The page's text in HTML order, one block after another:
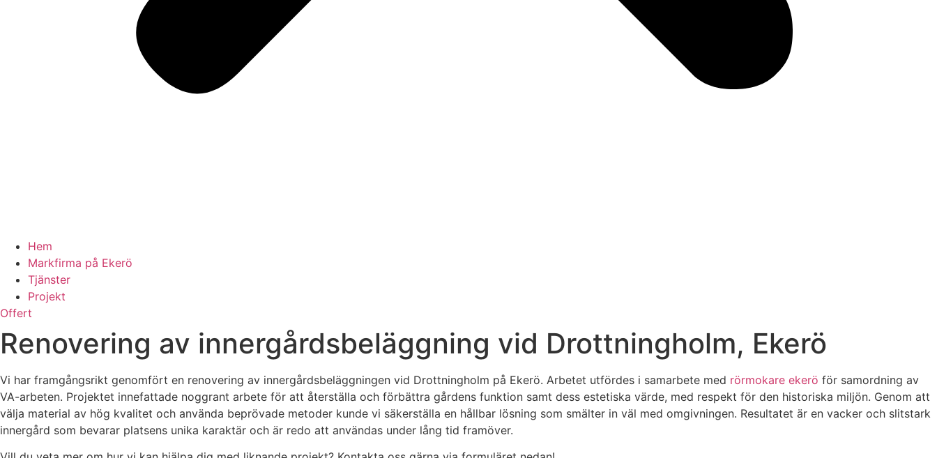
Hem
Markfirma på Ekerö
Tjänster
Projekt
Offert
Renovering av innergårdsbeläggning vid Drottningholm, Ekerö
Vi har framgångsrikt genomfört en renovering av innergårdsbeläggningen vid Drottningholm på Ekerö. Arbetet utfördes i samarbete med rörmokare ekerö för samordning av
VA-arbeten. Projektet innefattade noggrant arbete för att återställa och förbättra gårdens funktion samt dess estetiska värde, med respekt för den historiska miljön. Genom att
välja material av hög kvalitet och använda beprövade metoder kunde vi säkerställa en hållbar lösning som smälter in väl med omgivningen. Resultatet är en vacker och slitstark
innergård som bevarar platsens unika karaktär och är redo att användas under lång tid framöver.